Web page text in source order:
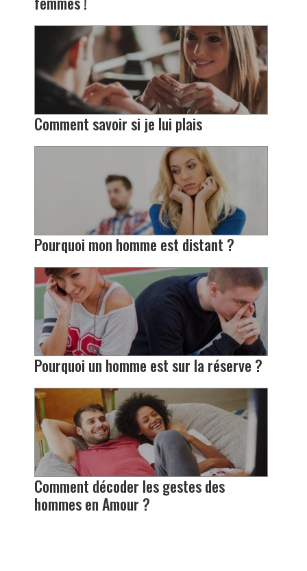
Comment savoir si je lui plais
Pourquoi mon homme est distant ?
Pourquoi un homme est sur la réserve ?
Comment décoder les gestes des
hommes en Amour ?